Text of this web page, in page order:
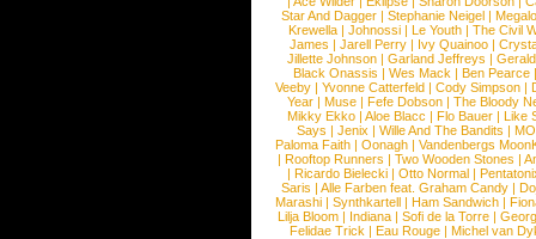
Star And Dagger | Stephanie Neigel |
Krewella | Johnossi | Le Youth | The Civil
James | Jarell Perry | Ivy Quainoo |
Jillette Johnson | Garland Jeffreys |
Black Onassis | Wes Mack | Ben Pearce
Veeby | Yvonne Catterfeld | Cody Simpson |
Year |Muse |Fefe Dobson |The Bloody
Mikky Ekko | Aloe Blacc | Flo Bauer | Like
Says | Jenix | Wille And The Bandits | MO
Paloma Faith |Oonagh |Vandenbergs
|Rooftop Runners |Two Wooden Stones |
| Ricardo Bielecki | Otto Normal |
Saris | Alle Farben feat. Graham Candy |
Marashi | Synthkartell | Ham Sandwich |
Lilja Bloom | Indiana | Sofi de la Torre |
Felidae Trick | Eau Rouge | Michel van